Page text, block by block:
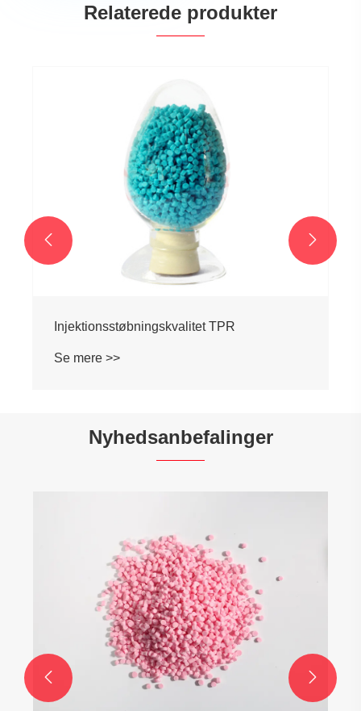
Relaterede produkter
Injektionsstøbningskvalitet TPR
Se mere >>
 
Nyhedsanbefalinger
 